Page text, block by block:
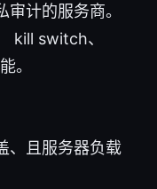
计的服务商。
kill switch、
。
、且服务器负载